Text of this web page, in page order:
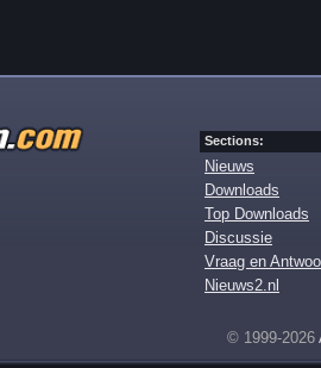
Sections:
Nieuws
Downloads
Top Downloads
Discussie
Vraag en
Nieuws2.nl
© 1999-2026